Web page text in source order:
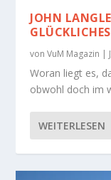
JOHN
vonVuM Magazin |
Woran liegt es,
obwohl doch im
WEITERLESEN